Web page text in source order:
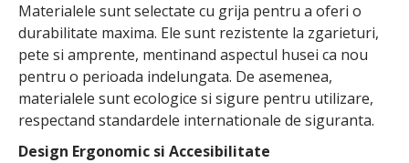
Materialele sunt selectate cu grija pentru a oferi o
durabilitate maxima. Ele sunt rezistente la zgarieturi,
pete si amprente, mentinand aspectul husei ca nou
pentru o perioada indelungata. De asemenea,
materialele sunt ecologice si sigure pentru utilizare,
respectand standardele internationale de siguranta.
Design Ergonomic si Accesibilitate